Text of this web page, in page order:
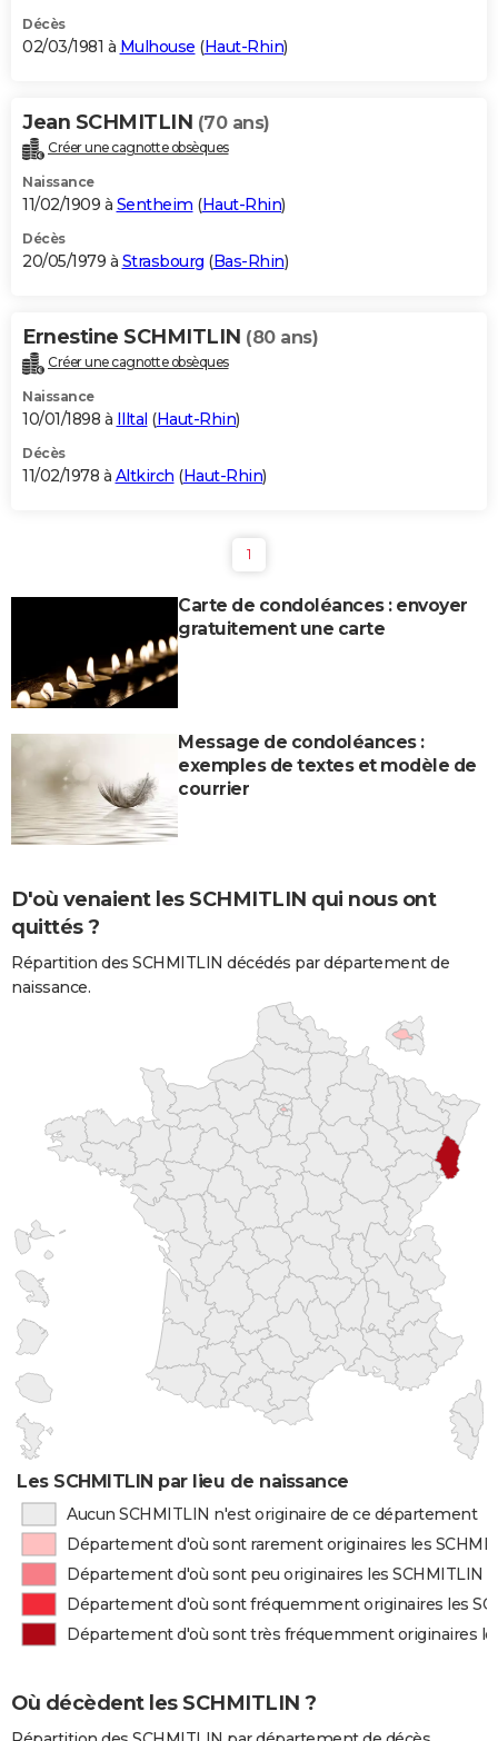
Décès
02/03/1981 à Mulhouse (Haut-Rhin)
Jean SCHMITLIN (70 ans)
Créer une cagnotte obsèques
Naissance
11/02/1909 à Sentheim (Haut-Rhin)
Décès
20/05/1979 à Strasbourg (Bas-Rhin)
Ernestine SCHMITLIN (80 ans)
Créer une cagnotte obsèques
Naissance
10/01/1898 à Illtal (Haut-Rhin)
Décès
11/02/1978 à Altkirch (Haut-Rhin)
1
Carte de condoléances : envoyer
gratuitement une carte
Message de condoléances :
exemples de textes et modèle de
courrier
D'où venaient les SCHMITLIN qui nous ont
quittés ?
Répartition des SCHMITLIN décédés par département de
naissance.
Les SCHMITLIN par lieu de naissance
Aucun SCHMITLIN n'est originaire de ce département
Département d'où sont rarement originaires les
Département d'où sont peu originaires les SCHMITLIN
Département d'où sont fréquemment originaires les
Département d'où sont très fréquemment originaires
Où décèdent les SCHMITLIN ?